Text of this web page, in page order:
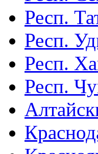
Респ.
Респ.
Респ.
Респ.